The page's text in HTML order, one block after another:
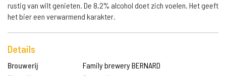
rustig van wilt genieten. De 8,2% alcohol doet zich voelen. Het geeft
het bier een verwarmend karakter.
Details
Brouwerij
Family brewery BERNARD